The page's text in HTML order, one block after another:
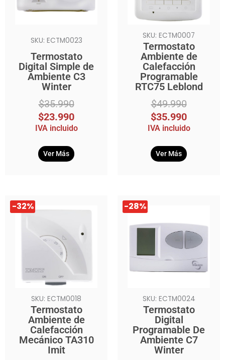
SKU: ECTM0023
Termostato
Digital Simple de
Ambiente C3
Winter
$35.990
$23.990
IVA incluido
Ver Más
SKU: ECTM0007
Termostato
Ambiente de
Calefacción
Programable
RTC75 Leblond
$49.990
$35.990
IVA incluido
Ver Más
-32%
SKU: ECTM0018
Termostato
Ambiente de
Calefacción
Mecánico TA310
Imit
El
precio
$21.990.
El
precio
$14.990.
-28%
SKU: ECTM0024
Termostato
Digital
Programable De
Ambiente C7
Winter
El
precio
original
$45.990.
El
precio
actual
$32.990.